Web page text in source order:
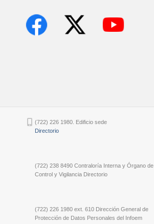
(722) 226 1980. Edificio sede
Directorio
(722) 238 8490 Contraloría Interna y Órgano de
Control y Vigilancia Directorio
(722) 226 1980 ext. 610 Dirección General de
Protección de Datos Personales del Infoem